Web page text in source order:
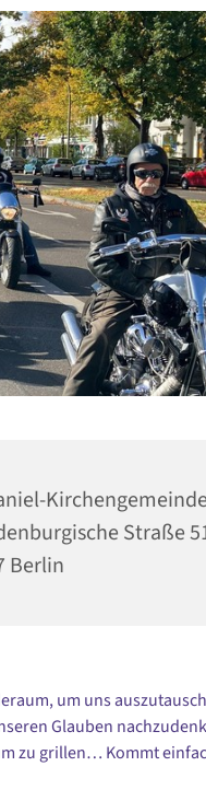
Straße
Berlin
um uns
Glauben
zu grillen… Kommt